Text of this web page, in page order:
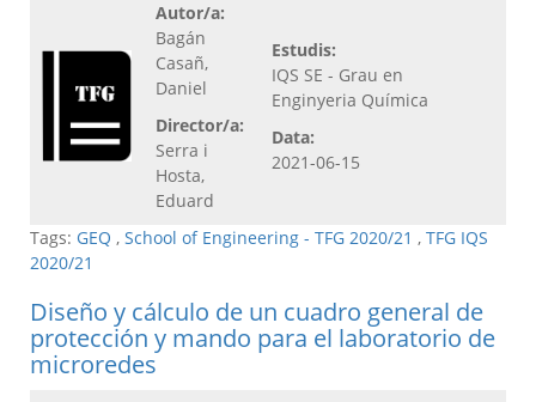
Autor/a:
Bagán
Casañ,
Daniel
Director/a:
Serra i
Hosta,
Eduard
Estudis:
IQS SE - Grau en
Enginyeria Química
Data:
2021-06-15
Tags: GEQ , School of Engineering - TFG 2020/21 , TFG IQS
2020/21
Diseño y cálculo de un cuadro general de
protección y mando para el laboratorio de
microredes